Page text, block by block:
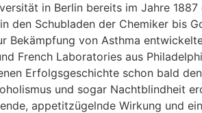
in Berlin bereits im Jahre
den Schubladen der Chemiker bis
von Asthma
French Laboratories aus
Erfolgsgeschichte schon bald
und sogar Nachtblindheit
appetitzügelnde Wirkung und